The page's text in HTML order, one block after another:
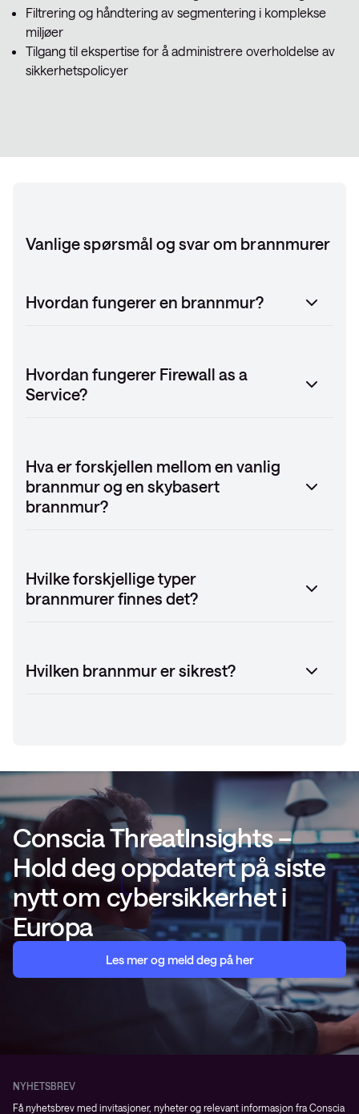
Filtrering og håndtering av segmentering i komplekse
miljøer
Tilgang til ekspertise for å administrere overholdelse av
sikkerhetspolicyer
Vanlige spørsmål og svar om brannmurer
Hvordan fungerer en brannmur?
Hvordan fungerer Firewall as a
Service?
Hva er forskjellen mellom en vanlig
brannmur og en skybasert
brannmur?
Hvilke forskjellige typer
brannmurer finnes det?
Hvilken brannmur er sikrest?
Conscia ThreatInsights –
Hold deg oppdatert på siste
nytt om cybersikkerhet i
Europa
Les mer og meld deg på her
NYHETSBREV
Få nyhetsbrev med invitasjoner, nyheter og relevant informasjon fra Conscia